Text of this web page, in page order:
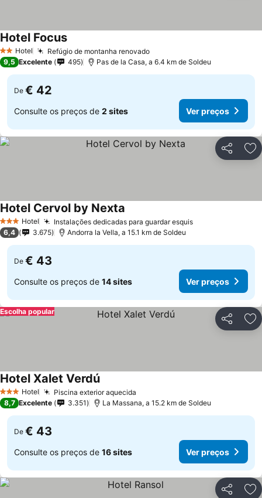
2 Estrelas
Hotel Refúgio de montanha renovadoVer preços
Hotel FocusVer preços
9,5 Excelente 495 Pas de la Casa, a 6.4 km de Soldeu
De € 42
Consulte os preços de 2 sites Ver preços
Partilhar
3 EstrelasHotel Instalações dedicadas para guardar esquisVer preços
Hotel Cervol by Nexta
6,4 3.675 Andorra la Vella, a 15.1 km de Soldeu
De € 43
Consulte os preços de 14 sites Ver preços
Partilhar
Escolha popular
3 EstrelasHotel Piscina exterior aquecida
Hotel Xalet VerdúVer preços
8,7 Excelente 3.351 La Massana, a 15.2 km de Soldeu
De € 43
Consulte os preços de 16 sites Ver preços
Partilhar